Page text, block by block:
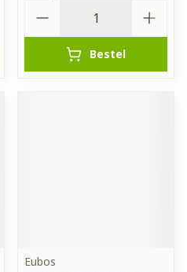
Bestel
Eubos